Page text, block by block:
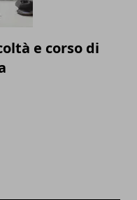
e corso di